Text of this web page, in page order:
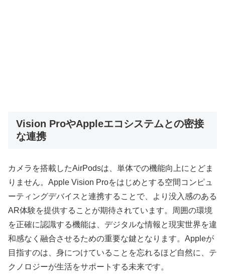
Vision ProやAppleエコシステムとの密接
な連携
カメラを搭載したAirPodsは、単体での機能向上にとどま
りません。Apple Vision Proをはじめとする空間コンピュ
ーティングデバイスと連携することで、より没入感のある
AR体験を提供することが期待されています。周囲の環境
を正確に認識する機能は、デジタルな情報と現実世界を違
和感なく融合させるための重要な鍵となります。Appleが
目指すのは、身につけていることを忘れるほど自然に、テ
クノロジーが生活をサポートする未来です。